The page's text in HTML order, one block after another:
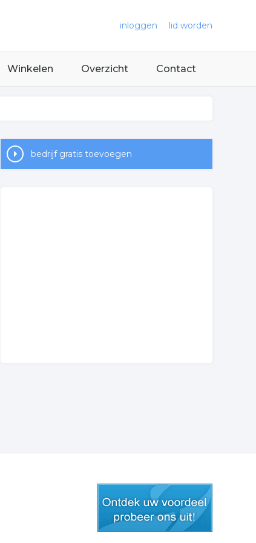
inloggen lid worden
Winkelen Overzicht Contact
bedrijf gratis toevoegen